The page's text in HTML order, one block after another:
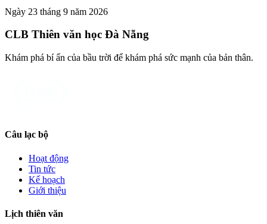
Ngày 23 tháng 9 năm 2026
CLB Thiên văn học Đà Nẵng
Khám phá bí ẩn của bầu trời để khám phá sức mạnh của bản thân.
Câu lạc bộ
Hoạt động
Tin tức
Kế hoạch
Giới thiệu
Lịch thiên văn